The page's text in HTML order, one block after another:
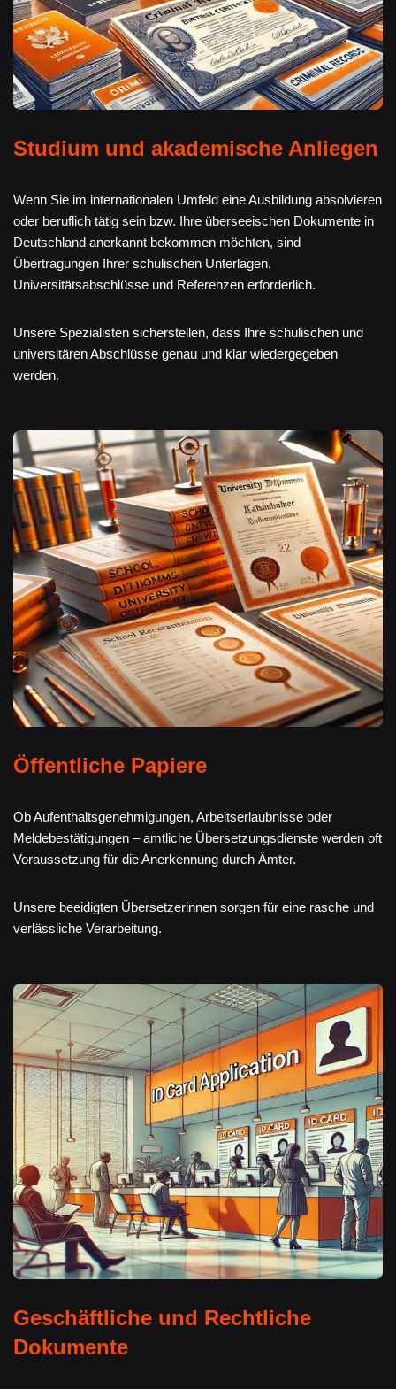
Studium und akademische Anliegen
Wenn Sie im internationalen Umfeld eine Ausbildung absolvieren
oder beruflich tätig sein bzw. Ihre überseeischen Dokumente in
Deutschland anerkannt bekommen möchten, sind
Übertragungen Ihrer schulischen Unterlagen,
Universitätsabschlüsse und Referenzen erforderlich.
Unsere Spezialisten sicherstellen, dass Ihre schulischen und
universitären Abschlüsse genau und klar wiedergegeben
werden.
Öffentliche Papiere
Ob Aufenthaltsgenehmigungen, Arbeitserlaubnisse oder
Meldebestätigungen – amtliche Übersetzungsdienste werden oft
Voraussetzung für die Anerkennung durch Ämter.
Unsere beeidigten Übersetzerinnen sorgen für eine rasche und
verlässliche Verarbeitung.
Geschäftliche und Rechtliche
Dokumente